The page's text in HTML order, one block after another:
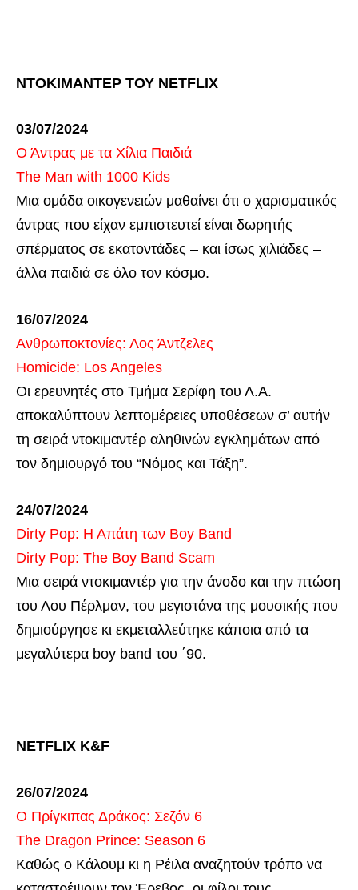
ΝΤΟΚΙΜΑΝΤΕΡ ΤΟΥ NETFLIX
03/07/2024
Ο Άντρας με τα Χίλια Παιδιά
The Man with 1000 Kids
Μια ομάδα οικογενειών μαθαίνει ότι ο χαρισματικός
άντρας που είχαν εμπιστευτεί είναι δωρητής
σπέρματος σε εκατοντάδες – και ίσως χιλιάδες –
άλλα παιδιά σε όλο τον κόσμο.
16/07/2024
Ανθρωποκτονίες: Λος Άντζελες
Homicide: Los Angeles
Οι ερευνητές στο Τμήμα Σερίφη του Λ.Α.
αποκαλύπτουν λεπτομέρειες υποθέσεων σ’ αυτήν
τη σειρά ντοκιμαντέρ αληθινών εγκλημάτων από
τον δημιουργό του “Νόμος και Τάξη”.
24/07/2024
Dirty Pop: Η Απάτη των Boy Band
Dirty Pop: The Boy Band Scam
Μια σειρά ντοκιμαντέρ για την άνοδο και την πτώση
του Λου Πέρλμαν, του μεγιστάνα της μουσικής που
δημιούργησε κι εκμεταλλεύτηκε κάποια από τα
μεγαλύτερα boy band του ΄90.
NETFLIX K&F
26/07/2024
Ο Πρίγκιπας Δράκος: Σεζόν 6
The Dragon Prince: Season 6
Καθώς ο Κάλουμ κι η Ρέιλα αναζητούν τρόπο να